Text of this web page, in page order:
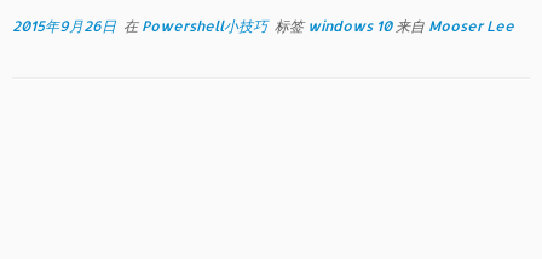
2015年9月26日 在 Powershell小技巧 标签 windows 10 来自 Mooser Lee